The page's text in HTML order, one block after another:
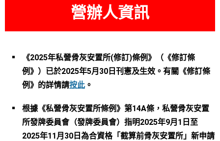
常見問題
其他處理先人骨灰方
法
食物環境衞生署骨灰
暫存服務
根據《條例》第
14A條申請豁免書
的申請指引及表格
根據《條例》第14
條申請牌照及其他
指明文書的申請指
引及表格
收到的指明文書申
請一覽表
營辦人資訊
《2025年私營骨灰安置所(修訂)條例》（《修訂條
例》）已於2025年5月30日刊憲及生效。有關《修訂條
例》的詳情請按此。
根據《私營骨灰安置所條例》第14A條，私營骨灰安置
所發牌委員會（發牌委員會）指明2025年9月1日至
2025年11月30日為合資格「截算前骨灰安置所」新申請